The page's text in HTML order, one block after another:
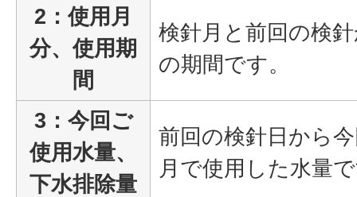
2：使用月
分、使用期
間
検針月と前回の検
の期間です。
3：今回ご
使用水量、
下水排除量
前回の検針日から
月で使用した水量